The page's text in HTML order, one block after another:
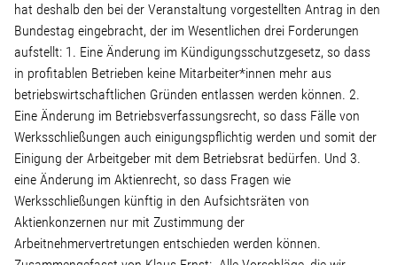
hat deshalb den bei der Veranstaltung vorgestellten Antrag in den
Bundestag eingebracht, der im Wesentlichen drei Forderungen
aufstellt: 1. Eine Änderung im Kündigungsschutzgesetz, so dass
in profitablen Betrieben keine Mitarbeiter*innen mehr aus
betriebswirtschaftlichen Gründen entlassen werden können. 2.
Eine Änderung im Betriebsverfassungsrecht, so dass Fälle von
Werksschließungen auch einigungspflichtig werden und somit der
Einigung der Arbeitgeber mit dem Betriebsrat bedürfen. Und 3.
eine Änderung im Aktienrecht, so dass Fragen wie
Werksschließungen künftig in den Aufsichtsräten von
Aktienkonzernen nur mit Zustimmung der
Arbeitnehmervertretungen entschieden werden können.